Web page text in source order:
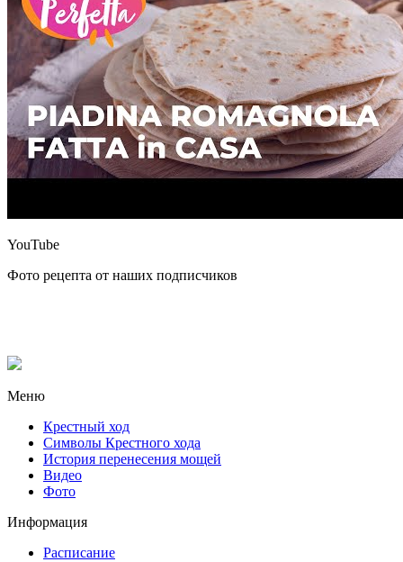
YouTube
Фото рецепта от наших подписчиков
Меню
Крестный ход
Символы Крестного хода
История перенесения мощей
Видео
Фото
Информация
Расписание